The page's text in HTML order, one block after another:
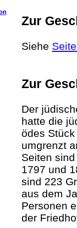
Zur
Siehe
Zur
Der
hatte die
ödes
umgrenzt
Seiten
1797 und
sind 223
aus dem
Personen
der